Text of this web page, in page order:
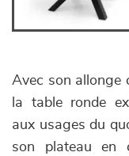
Avec son allonge
la table ronde
aux usages du
son plateau en